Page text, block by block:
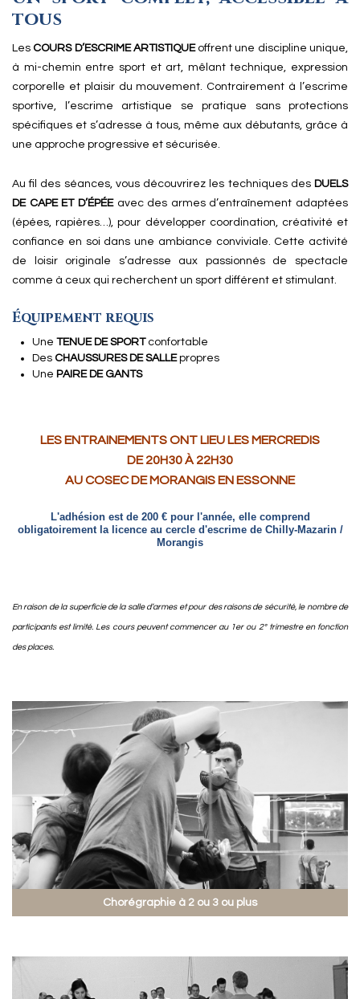
tous
Les COURS D’ESCRIME ARTISTIQUE offrent une discipline unique,
à mi-chemin entre sport et art, mêlant technique, expression
corporelle et plaisir du mouvement. Contrairement à l’escrime
sportive, l’escrime artistique se pratique sans protections
spécifiques et s’adresse à tous, même aux débutants, grâce à
une approche progressive et sécurisée.
Au fil des séances, vous découvrirez les techniques des DUELS
DE CAPE ET D’ÉPÉEavec des armes d’entraînement adaptées
(épées, rapières…), pour développer coordination, créativité et
confiance en soi dans une ambiance conviviale. Cette activité
de loisir originale s’adresse aux passionnés de spectacle
comme à ceux qui recherchent un sport différent et stimulant.
Équipement requis
Une TENUE DE SPORTconfortable
Des CHAUSSURES DE SALLEpropres
Une PAIRE DE GANTS
LES ENTRAINEMENTS ONT LIEU LES MERCREDIS
DE 20H30 À 22H30
AU COSEC DE MORANGIS EN ESSONNE
L'adhésion est de 200 € pour l'année, elle comprend
obligatoirement la licence au cercle d'escrime de Chilly-Mazarin /
Morangis
En raison de la superficie de la salle d’armes et pour des raisons de sécurité, le nombre de
participants est limité. Les cours peuvent commencer au 1er ou 2° trimestre en fonction
des places.
Chorégraphie à 2 ou 3 ou plus